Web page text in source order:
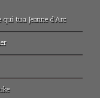
qui tua Jeanne d’Arc